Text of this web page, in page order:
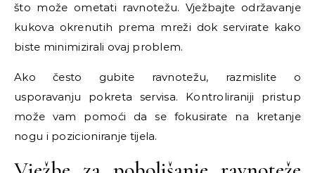
što može ometati ravnotežu. Vježbajte održavanje
kukova okrenutih prema mreži dok servirate kako
biste minimizirali ovaj problem.
Ako često gubite ravnotežu, razmislite o
usporavanju pokreta servisa. Kontroliraniji pristup
može vam pomoći da se fokusirate na kretanje
nogu i pozicioniranje tijela.